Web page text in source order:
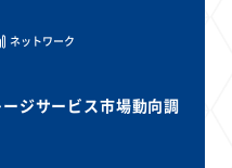
ネットワーク
ジサービス市場動向調